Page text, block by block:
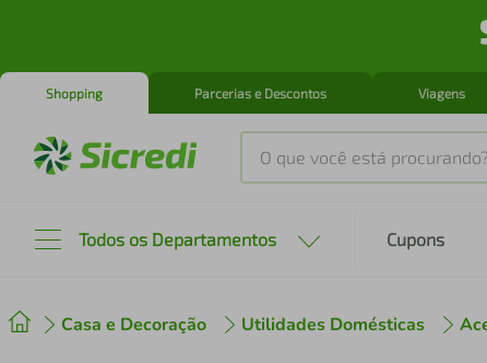
Shopping Parcerias e Descontos Viagens
O que você está procurando?
Todos os Departamentos Cupons
Casa e Decoração Utilidades Domésticas
º cafeteira